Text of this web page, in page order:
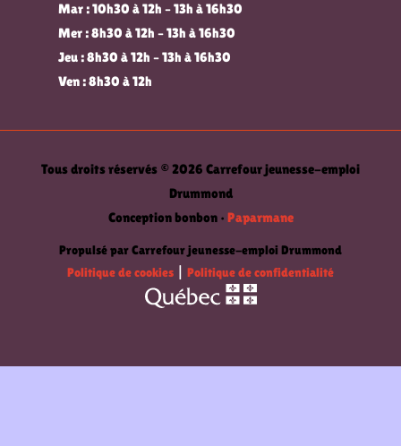
Mar : 10h30 à 12h – 13h à 16h30
Mer : 8h30 à 12h – 13h à 16h30
Jeu : 8h30 à 12h – 13h à 16h30
Ven : 8h30 à 12h
Tous droits réservés © 2026 Carrefour jeunesse-emploi
Drummond
Conception bonbon • Paparmane
Propulsé par Carrefour jeunesse-emploi Drummond
Politique de cookies
Politique de confidentialité